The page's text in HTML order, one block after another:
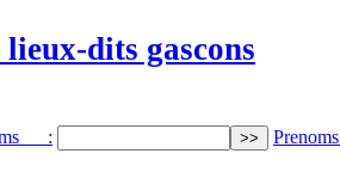
lieux-dits gascons
: